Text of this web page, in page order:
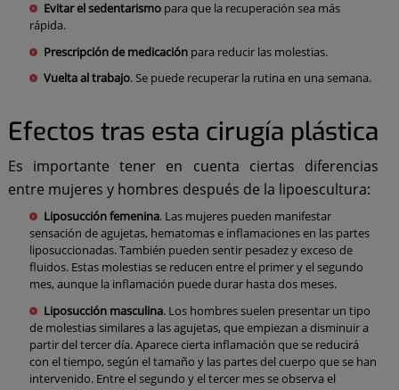
Evitar el sedentarismopara que la recuperación sea más
rápida.
Prescripción de medicaciónpara reducir las molestias.
Vuelta al trabajo. Se puede recuperar la rutina en una semana.
Efectos tras esta cirugía plástica
Es importante tener en cuenta ciertas diferencias
entre mujeres y hombres después de la lipoescultura:
Liposucción femenina. Las mujeres pueden manifestar
sensación de agujetas, hematomas e inflamaciones en las partes
liposuccionadas. También pueden sentir pesadez y exceso de
fluidos. Estas molestias se reducen entre el primer y el segundo
mes, aunque la inflamación puede durar hasta dos meses.
Liposucción masculina. Los hombres suelen presentar un tipo
de molestias similares a las agujetas, que empiezan a disminuir a
partir del tercer día. Aparece cierta inflamación que se reducirá
con el tiempo, según el tamaño y las partes del cuerpo que se han
intervenido. Entre el segundo y el tercer mes se observa el